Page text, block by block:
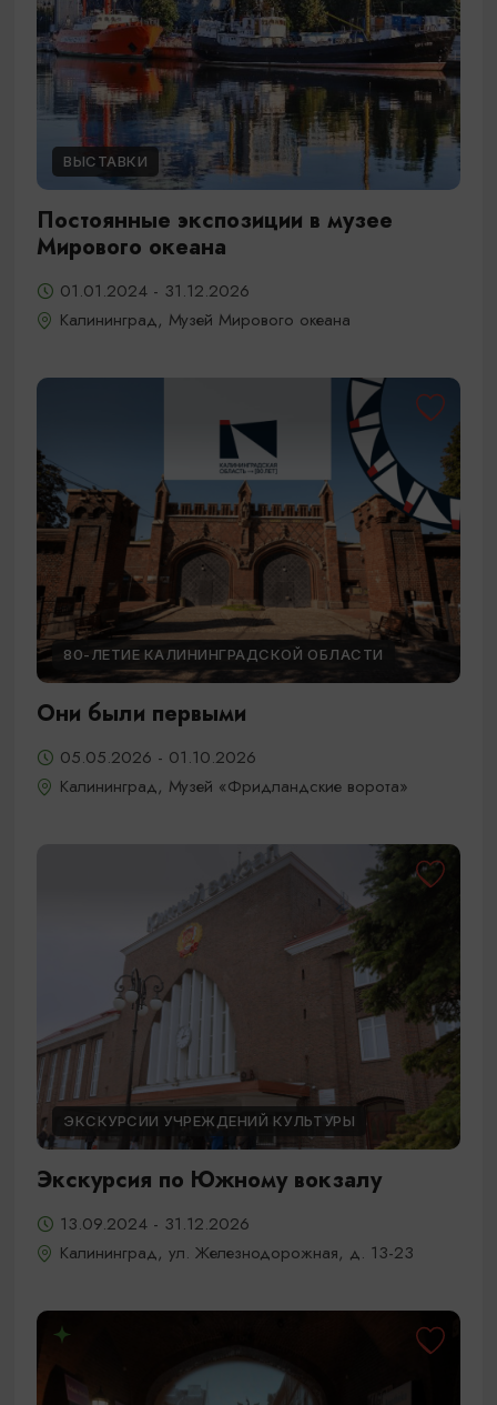
ВЫСТАВКИ
Постоянные экспозиции в музее
Мирового океана
01.01.2024 - 31.12.2026
Калининград, Музей Мирового океана
80-ЛЕТИЕ КАЛИНИНГРАДСКОЙ ОБЛАСТИ
Они были первыми
05.05.2026 - 01.10.2026
Калининград, Музей «Фридландские ворота»
ЭКСКУРСИИ УЧРЕЖДЕНИЙ КУЛЬТУРЫ
Экскурсия по Южному вокзалу
13.09.2024 - 31.12.2026
Калининград, ул. Железнодорожная, д. 13-23